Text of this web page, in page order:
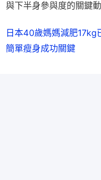
與下半身參與度的關鍵
日本40歲媽媽減肥
簡單瘦身成功關鍵